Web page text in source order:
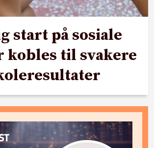
start på sosiale
kobles til svakere